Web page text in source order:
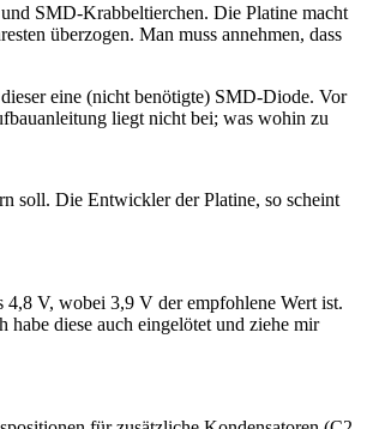
SMD-Krabbeltierchen. Die Platine macht
überzogen. Man muss annehmen, dass
eine (nicht benötigte) SMD-Diode. Vor
liegt nicht bei; was wohin zu
soll. Die Entwickler der Platine, so scheint
V, wobei 3,9 V der empfohlene Wert ist.
diese auch eingelötet und ziehe mir